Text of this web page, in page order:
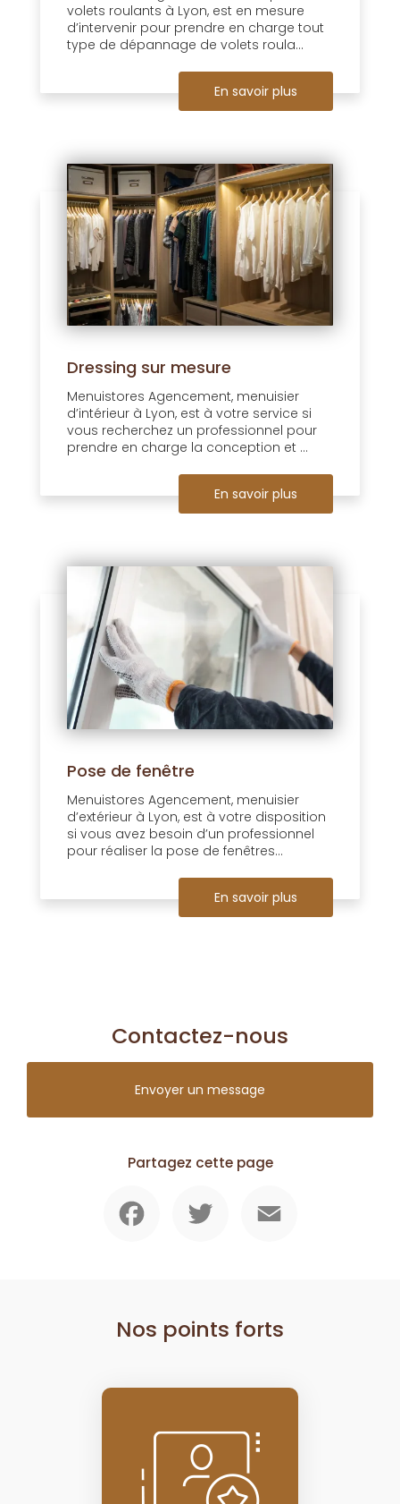
volets roulants à Lyon, est en mesure
d’intervenir pour prendre en charge tout
type de dépannage de volets roula...
En savoir plus
Dressing sur mesure
Menuistores Agencement, menuisier
d’intérieur à Lyon, est à votre service si
vous recherchez un professionnel pour
prendre en charge la conception et ...
En savoir plus
Pose de fenêtre
Menuistores Agencement, menuisier
d’extérieur à Lyon, est à votre disposition
si vous avez besoin d’un professionnel
pour réaliser la pose de fenêtres...
En savoir plus
Contactez-nous
Envoyer un message
Partagez cette page
Nos points forts